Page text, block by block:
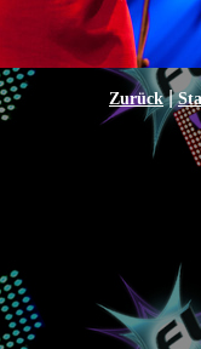
Zurück |